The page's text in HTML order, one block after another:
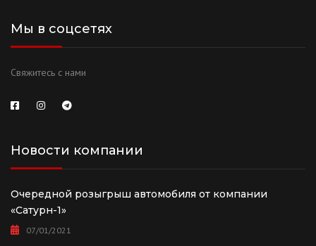
Мы в соцсетях
Свяжитесь с нами
Новости компании
Очередной розыгрыш автомобиля от компании
«Сатурн-1»
07/01/2021